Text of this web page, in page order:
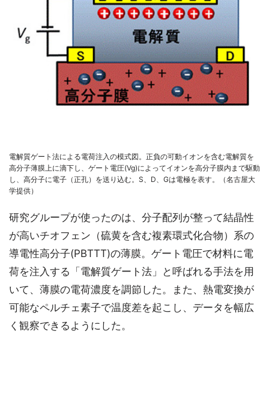
電解質ゲート法による電荷注入の模式図。正負の可動イオンを含む電解質を
高分子薄膜上に滴下し、ゲート電圧(Vg)によってイオンを高分子膜内まで駆動
し、高分子に電子（正孔）を送り込む。S、D、Gは電極を表す。（名古屋大
学提供）
研究グループが使ったのは、分子配列が整って結晶性
が高いチオフェン（硫黄を含む複素環式化合物）系の
導電性高分子(PBTTT)の薄膜。ゲート電圧で材料に電
荷を注入する「電解質ゲート法」と呼ばれる手法を用
いて、薄膜の電荷濃度を調節した。また、熱電変換が
可能なペルチェ素子で温度差を起こし、データを幅広
く観察できるようにした。